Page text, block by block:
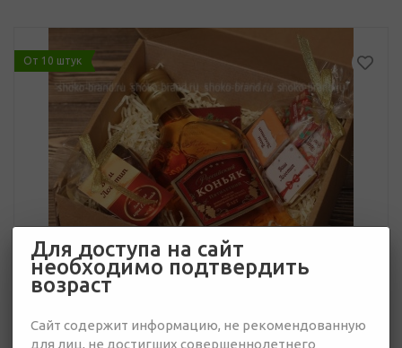
От 10 штук
Для доступа на сайт
необходимо подтвердить
возраст
Сайт содержит информацию, не рекомендованную
для лиц, не достигших совершеннолетнего